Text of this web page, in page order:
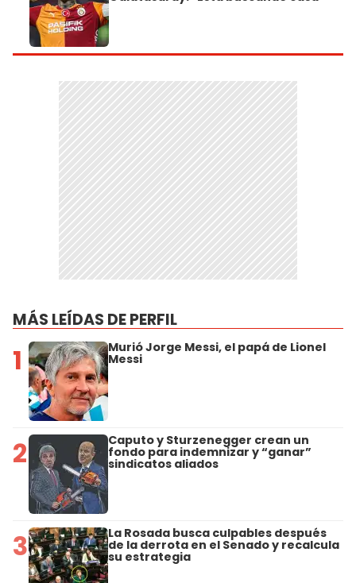
MÁS LEÍDAS DE PERFIL
1 Murió Jorge Messi, el papá de Lionel
Messi
2 Caputo y Sturzenegger crean un
fondo para indemnizar y “ganar”
sindicatos aliados
3 La Rosada busca culpables después
de la derrota en el Senado y recalcula
su estrategia